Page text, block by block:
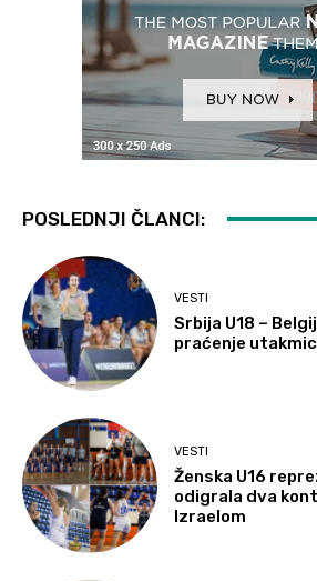
POSLEDNJI ČLANCI:
VESTI
Srbija U18 –
praćenje
VESTI
Ženska U16
odigrala dva
Izraelom